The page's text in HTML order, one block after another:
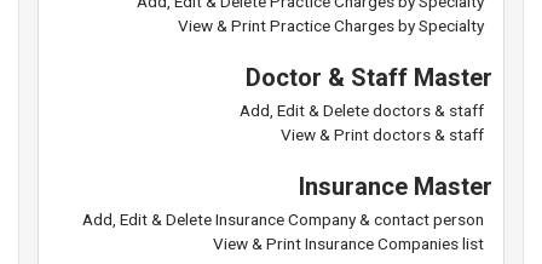
View & Print Practice Charges by Specialty
Doctor & Staff Master
Add, Edit & Delete doctors & staff
View & Print doctors & staff
Insurance Master
Add, Edit & Delete Insurance Company & contact person
View & Print Insurance Companies list